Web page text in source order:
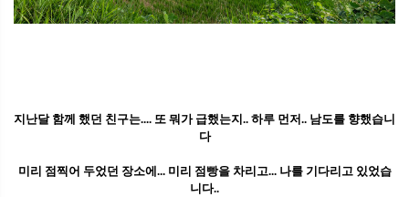
지난달 함께 했던 친구는.... 또 뭐가 급했는지.. 하루 먼저.. 남도를 향했습니
다
미리 점찍어 두었던 장소에... 미리 점빵을 차리고... 나를 기다리고 있었습
니다..